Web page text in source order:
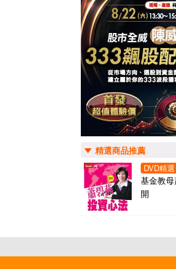
精選商品推薦
DVD精選
基金教
開